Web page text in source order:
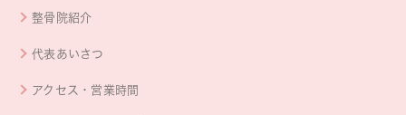
整骨院紹介
代表あいさつ
アクセス・営業時間